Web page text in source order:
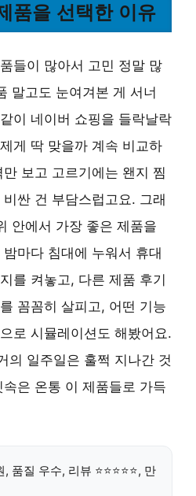
품을 선택한 이유
들이 많아서 고민 정말 많
말고도 눈여겨본 게 서너
이 네이버 쇼핑을 들락날락
게 딱 맞을까 계속 비교하
보고 고르기에는 왠지 찜
싼 건 부담스럽고요. 그래
안에서 가장 좋은 제품을
마다 침대에 누워서 휴대
를 켜놓고, 다른 제품 후기
꼼꼼히 살피고, 어떤 기능
로 시뮬레이션도 해봤어요.
의 일주일은 훌쩍 지나간 것
은 온통 이 제품들로 가득
품질 우수, 리뷰 ⭐⭐⭐⭐⭐, 만